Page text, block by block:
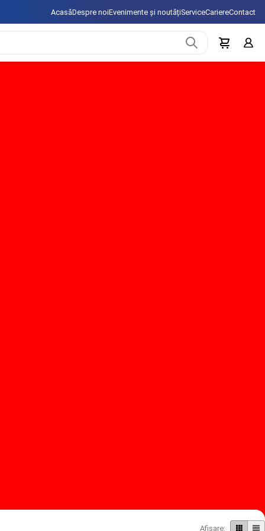
AcasăDespre noiEvenimente și noutățiServiceCariereContact